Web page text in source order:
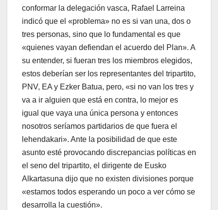
conformar la delegación vasca, Rafael Larreina
indicó que el «problema» no es si van una, dos o
tres personas, sino que lo fundamental es que
«quienes vayan defiendan el acuerdo del Plan». A
su entender, si fueran tres los miembros elegidos,
estos deberí­an ser los representantes del tripartito,
PNV, EA y Ezker Batua, pero, «si no van los tres y
va a ir alguien que está en contra, lo mejor es
igual que vaya una única persona y entonces
nosotros serí­amos partidarios de que fuera el
lehendakari». Ante la posibilidad de que este
asunto esté provocando discrepancias polí­ticas en
el seno del tripartito, el dirigente de Eusko
Alkartasuna dijo que no existen divisiones porque
«estamos todos esperando un poco a ver cómo se
desarrolla la cuestión».